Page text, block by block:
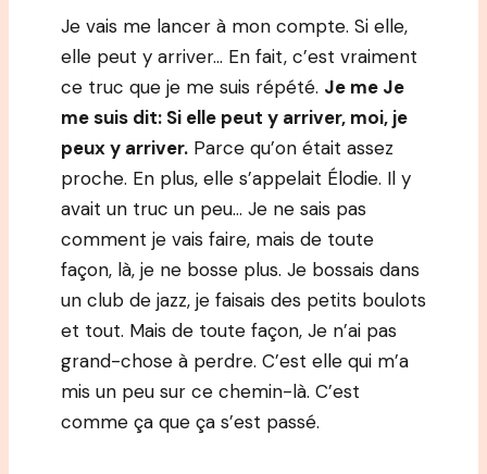
Je vais me lancer à mon compte. Si elle,
elle peut y arriver… En fait, c’est vraiment
ce truc que je me suis répété. Je me Je
me suis dit: Si elle peut y arriver, moi, je
peux y arriver. Parce qu’on était assez
proche. En plus, elle s’appelait Élodie. Il y
avait un truc un peu… Je ne sais pas
comment je vais faire, mais de toute
façon, là, je ne bosse plus. Je bossais dans
un club de jazz, je faisais des petits boulots
et tout. Mais de toute façon, Je n’ai pas
grand-chose à perdre. C’est elle qui m’a
mis un peu sur ce chemin-là. C’est
comme ça que ça s’est passé.